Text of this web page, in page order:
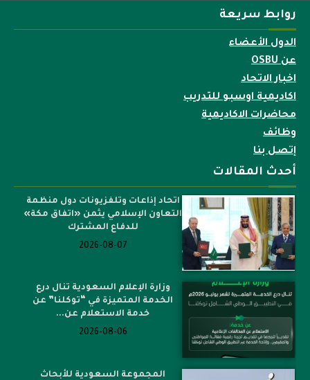
روابط سريعة
الدول الأعضاء
عن OSBU
اخبار الاتحاد
اكاديمية اوسبو للتدريب
محاضرات الاكاديمية
وظائف
إتصل بنا
أحدث المقالات
اتحاد إذاعات وتلفزيونات دول منظمة
التعاون الإسلامي يثمن «اتفاق مكة»
للدفاع المشترك
2026-08-07
وزارة الإعلام السعودية تنال درع
الخدمة المتميزة في “توكلنا” عن
خدمة الاستعلام عن...
2026-08-06
المجموعة السعودية للأبحاث